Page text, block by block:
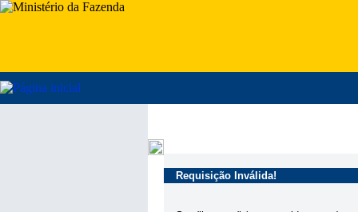
Requisição Inválida!